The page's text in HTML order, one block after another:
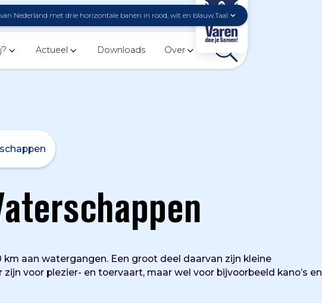
Taal
Actueel Downloads Over
aan watergangen. Een groot deel daarvan zijn kleine
voor plezier- en toervaart, maar wel voor bijvoorbeeld kano’s en